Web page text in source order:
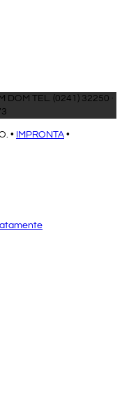
DOM TEL. (0241) 32250 ·
• IMPRONTA •